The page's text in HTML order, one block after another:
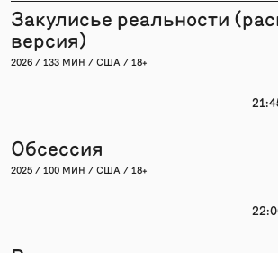
Закулисье реальности
версия)
2026 / 133 МИН / США / 18+
Обсессия
2025 / 100 МИН / США / 18+